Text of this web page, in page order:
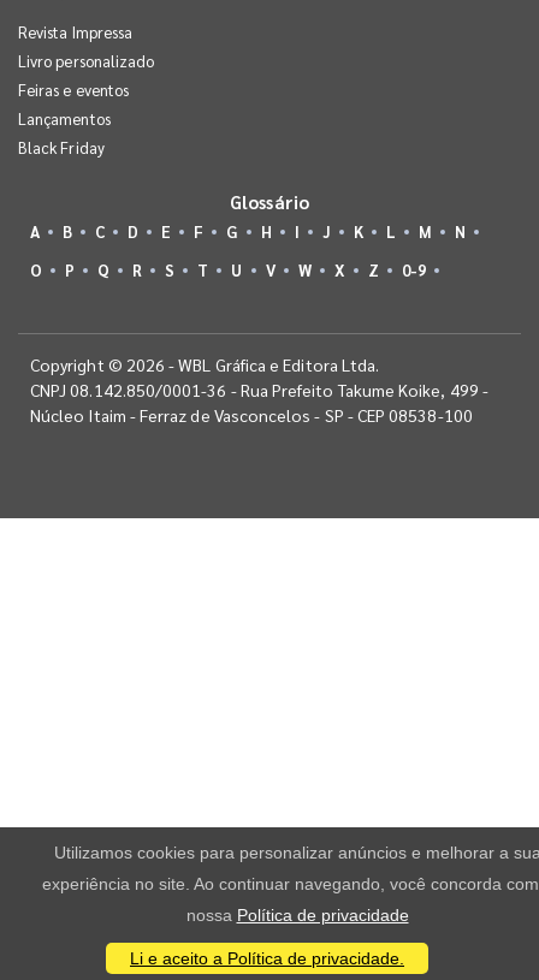
Revista Impressa
Livro personalizado
Feiras e eventos
Lançamentos
Black Friday
Glossário
A B C D E F G H I J K L M
N
O
P Q R S T U V W X Z 0-9
Copyright © 2026 - WBL Gráfica e Editora Ltda.
CNPJ 08.142.850/0001-36 - Rua Prefeito Takume Koike, 499 -
Núcleo Itaim - Ferraz de Vasconcelos - SP - CEP 08538-100
Utilizamos cookies para personalizar anúncios e melhorar a
experiência no site. Ao continuar navegando, você concorda
nossa Política de privacidade
Li e aceito a Política de privacidade.